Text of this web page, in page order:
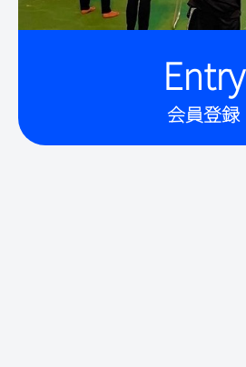
Entry
会員登録